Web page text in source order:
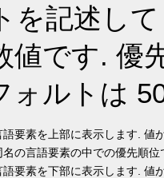
を記述し
値です. 優
ォルトは
語要素を上部に表示します. 値
名の言語要素の中での優先順
語要素を下部に表示します. 値